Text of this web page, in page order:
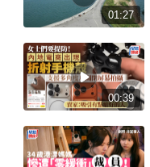
01:27
00:39